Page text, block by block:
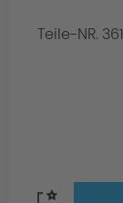
Teile-NR.